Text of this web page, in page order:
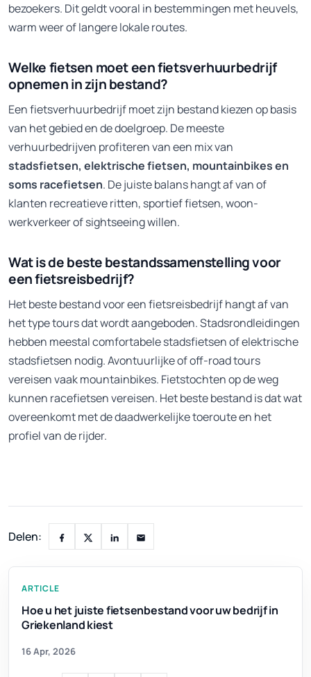
bezoekers. Dit geldt vooral in bestemmingen met heuvels,
warm weer of langere lokale routes.
Welke fietsen moet een fietsverhuurbedrijf
opnemen in zijn bestand?
Een fietsverhuurbedrijf moet zijn bestand kiezen op basis
van het gebied en de doelgroep. De meeste
verhuurbedrijven profiteren van een mix van
stadsfietsen, elektrische fietsen, mountainbikes en
soms racefietsen. De juiste balans hangt af van of
klanten recreatieve ritten, sportief fietsen, woon-
werkverkeer of sightseeing willen.
Wat is de beste bestandssamenstelling voor
een fietsreisbedrijf?
Het beste bestand voor een fietsreisbedrijf hangt af van
het type tours dat wordt aangeboden. Stadsrondleidingen
hebben meestal comfortabele stadsfietsen of elektrische
stadsfietsen nodig. Avontuurlijke of off-road tours
vereisen vaak mountainbikes. Fietstochten op de weg
kunnen racefietsen vereisen. Het beste bestand is dat wat
overeenkomt met de daadwerkelijke toeroute en het
profiel van de rijder.
Delen:
ARTICLE
Hoe u het juiste fietsenbestand voor uw bedrijf in
Griekenland kiest
16 Apr, 2026